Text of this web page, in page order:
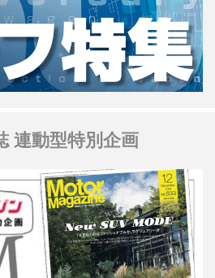
連動型特別企画